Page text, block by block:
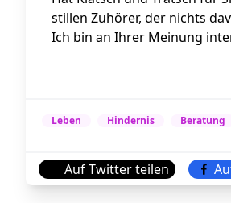
stillen Zuhörer, der nichts
Ich bin an Ihrer Meinung
Leben Hindernis Beratung
Auf Twitter teilen